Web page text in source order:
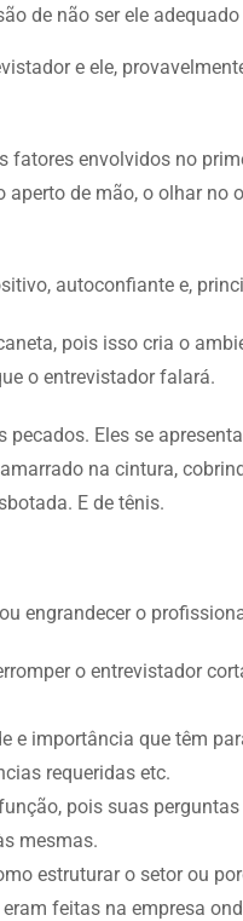
de não ser ele
e ele,
envolvidos no
de mão, o olhar no
autoconfiante e,
pois isso cria o
o entrevistador falará.
Eles se
na cintura,
E de tênis.
engrandecer o
o entrevistador
e importância que têm
requeridas etc.
pois suas
mesmas.
estruturar o setor ou
feitas na empresa